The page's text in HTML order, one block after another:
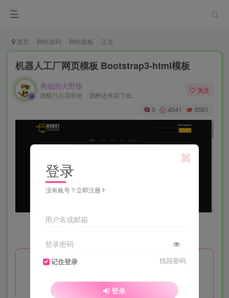
首页 网站源码 网站模板 正文
机器人工厂网页模板 Bootstrap3-html模板
勇敢的大野狼
酒醒只在花前坐，酒醉还来花下眠。
关注
0 4541 3561
此处内容已隐藏，月度会员可见
请登录后查看特权
登录
没有账号？立即注册
用户名或邮箱
登录密码
记住登录 找回密码
登录